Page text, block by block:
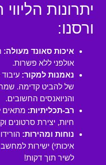
יתרונות
ורסנו:
איכות סאונד מעולה:
אולפני ללא פשרות.
נאמנות למקור:
של להביט קדימה.
והניואנסים החשובים.
רב-תכליתיות: מתאים
חיות, יצירת סרטונים
נוחות ומהירות:
איכותי) ישירות
לשיר תוך דקות!